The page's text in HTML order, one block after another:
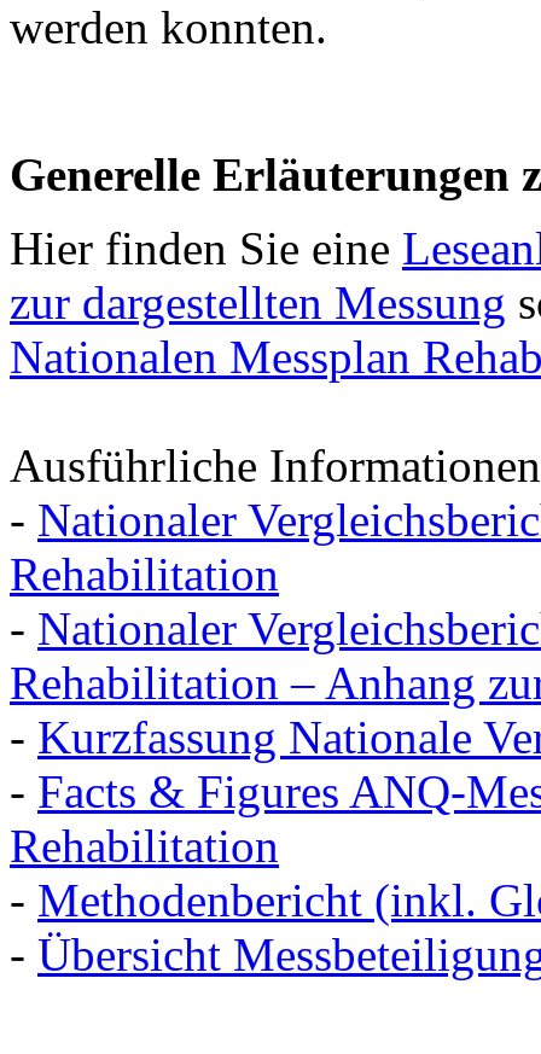
werden konnten.
Generelle Erläuterungen
Hier finden Sie eine
zur dargestellten Messung
Nationalen Messplan
Ausführliche
- Nationaler
Rehabilitation
- Nationaler
Rehabilitation – Anhang
- Kurzfassung Nationale
- Facts & Figures ANQ-
Rehabilitation
- Methodenbericht (inkl.
- Übersicht